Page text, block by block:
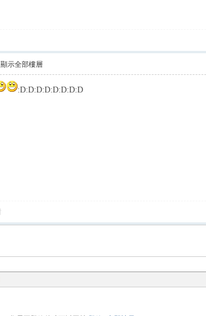
顯示全部樓層
:D:D:D:D:D:D:D:D